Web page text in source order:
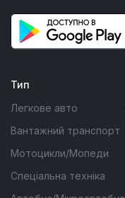
Тип
Легкове авто
Вантажний транспорт
Мотоцикли/Мопеди
Спеціальна техніка